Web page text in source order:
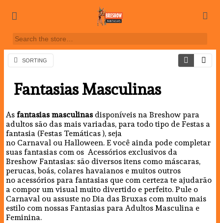
SORTING
Fantasias Masculinas
As fantasiasmasculinasdisponíveis na Breshow para
adultos são das mais variadas, para todo tipo de Festas a
fantasia (Festas Temáticas ), seja
no Carnaval ou Halloween. E você ainda pode completar
suas fantasias com os Acessórios exclusivos da
Breshow Fantasias: são diversos itens como máscaras,
perucas, boás, colares havaianos e muitos outros
no acessórios para fantasias que com certeza te ajudarão
a compor um visual muito divertido e perfeito. Pule o
Carnaval ou assuste no Dia das Bruxas com muito mais
estilo com nossas Fantasias para Adultos Masculina e
Feminina.